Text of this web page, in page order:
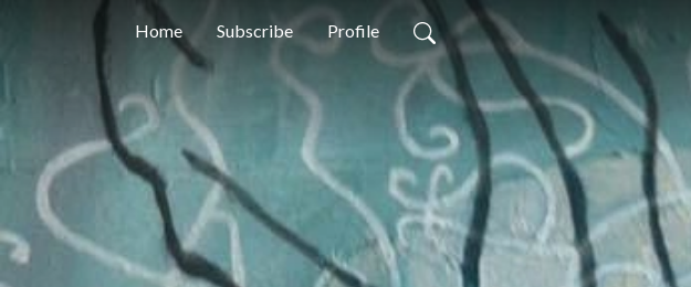
Home Subscribe Profile